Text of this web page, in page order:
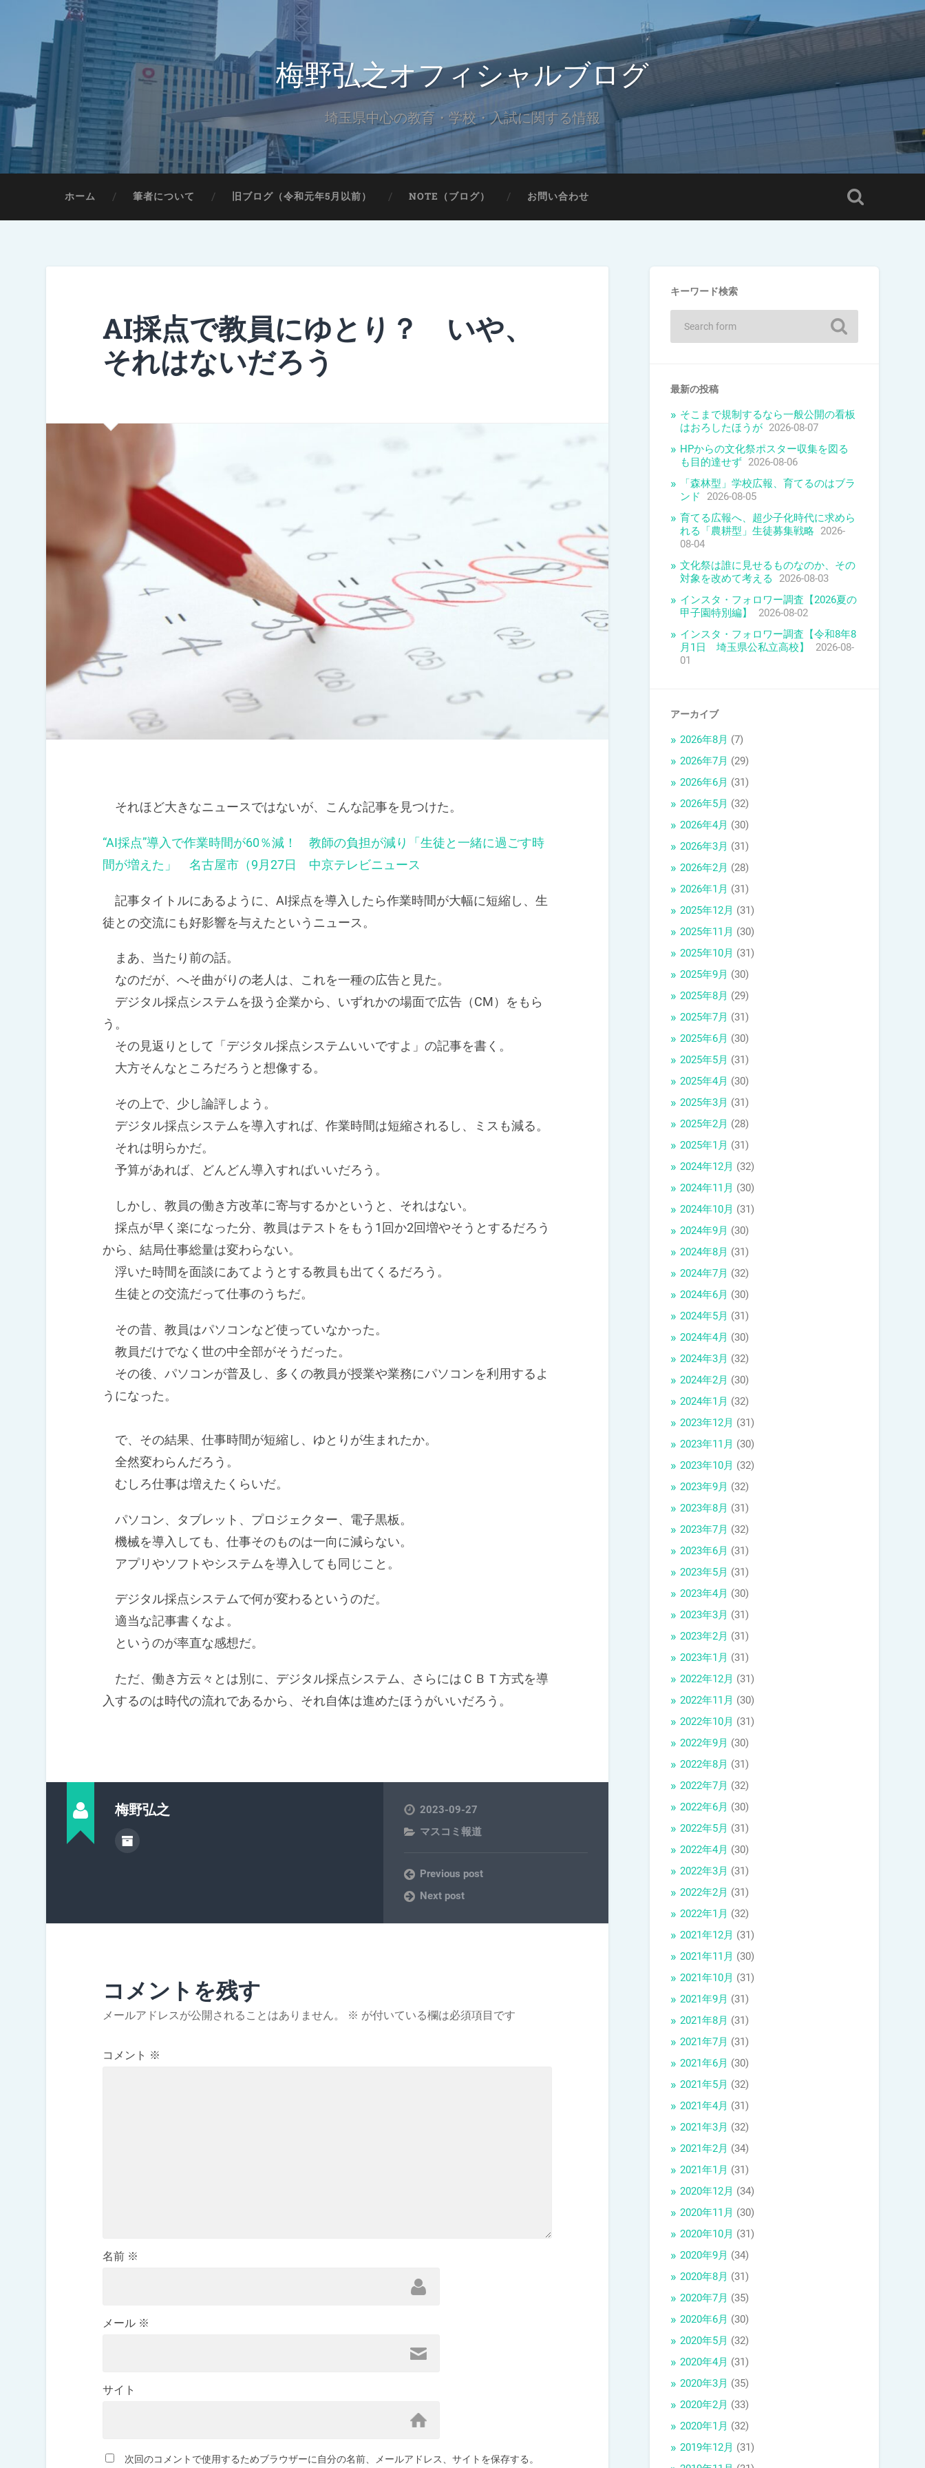
梅野弘之オフィシャルブログ
埼玉県中心の教育・学校・入試に関する情報
ホーム 筆者について 旧ブログ（令和元年5月以前） NOTE（ブログ） お問い合わせ
AI採点で教員にゆとり？ いや、
それはないだろう
それほど大きなニュースではないが、こんな記事を見つけた。
“AI採点”導入で作業時間が60％減！ 教師の負担が減り「生徒と一緒に過ごす時
間が増えた」 名古屋市（9月27日 中京テレビニュース
記事タイトルにあるように、AI採点を導入したら作業時間が大幅に短縮し、生
徒との交流にも好影響を与えたというニュース。
まあ、当たり前の話。
なのだが、へそ曲がりの老人は、これを一種の広告と見た。
デジタル採点システムを扱う企業から、いずれかの場面で広告（CM）をもら
う。
その見返りとして「デジタル採点システムいいですよ」の記事を書く。
大方そんなところだろうと想像する。
その上で、少し論評しよう。
デジタル採点システムを導入すれば、作業時間は短縮されるし、ミスも減る。
それは明らかだ。
予算があれば、どんどん導入すればいいだろう。
しかし、教員の働き方改革に寄与するかというと、それはない。
採点が早く楽になった分、教員はテストをもう1回か2回増やそうとするだろう
から、結局仕事総量は変わらない。
浮いた時間を面談にあてようとする教員も出てくるだろう。
生徒との交流だって仕事のうちだ。
その昔、教員はパソコンなど使っていなかった。
教員だけでなく世の中全部がそうだった。
その後、パソコンが普及し、多くの教員が授業や業務にパソコンを利用するよ
うになった。
で、その結果、仕事時間が短縮し、ゆとりが生まれたか。
全然変わらんだろう。
むしろ仕事は増えたくらいだ。
パソコン、タブレット、プロジェクター、電子黒板。
機械を導入しても、仕事そのものは一向に減らない。
アプリやソフトやシステムを導入しても同じこと。
デジタル採点システムで何が変わるというのだ。
適当な記事書くなよ。
というのが率直な感想だ。
ただ、働き方云々とは別に、デジタル採点システム、さらにはＣＢＴ方式を導
入するのは時代の流れであるから、それ自体は進めたほうがいいだろう。
梅野弘之
2023-09-27
マスコミ報道
Previous post
Next post
コメントを残す
メールアドレスが公開されることはありません。 ※ が付いている欄は必須項目です
コメント ※
名前 ※
メール ※
サイト
次回のコメントで使用するためブラウザーに自分の名前、メールアドレス、サイトを保存する。
キーワード検索
最新の投稿
そこまで規制するなら一般公開の看板
はおろしたほうが 2026-08-07
HPからの文化祭ポスター収集を図る
も目的達せず 2026-08-06
「森林型」学校広報、育てるのはブラ
ンド
2026-08-05
育てる広報へ、超少子化時代に求めら
れる「農耕型」生徒募集戦略 2026-
08-04
文化祭は誰に見せるものなのか、その
対象を改めて考える
2026-08-03
インスタ・フォロワー調査【2026夏の
甲子園特別編】
2026-08-02
インスタ・フォロワー調査【令和8年8
月1日 埼玉県公私立高校】
2026-08-
01
アーカイブ
2026年8月 (7)
2026年7月 (29)
2026年6月 (31)
2026年5月 (32)
2026年4月 (30)
2026年3月 (31)
2026年2月 (28)
2026年1月 (31)
2025年12月 (31)
2025年11月 (30)
2025年10月 (31)
2025年9月 (30)
2025年8月 (29)
2025年7月 (31)
2025年6月 (30)
2025年5月 (31)
2025年4月 (30)
2025年3月 (31)
2025年2月 (28)
2025年1月 (31)
2024年12月 (32)
2024年11月 (30)
2024年10月 (31)
2024年9月 (30)
2024年8月 (31)
2024年7月 (32)
2024年6月 (30)
2024年5月 (31)
2024年4月 (30)
2024年3月 (32)
2024年2月 (30)
2024年1月 (32)
2023年12月 (31)
2023年11月 (30)
2023年10月 (32)
2023年9月 (32)
2023年8月 (31)
2023年7月 (32)
2023年6月 (31)
2023年5月 (31)
2023年4月 (30)
2023年3月 (31)
2023年2月 (31)
2023年1月 (31)
2022年12月 (31)
2022年11月 (30)
2022年10月 (31)
2022年9月 (30)
2022年8月 (31)
2022年7月 (32)
2022年6月 (30)
2022年5月 (31)
2022年4月 (30)
2022年3月 (31)
2022年2月 (31)
2022年1月 (32)
2021年12月 (31)
2021年11月 (30)
2021年10月 (31)
2021年9月 (31)
2021年8月 (31)
2021年7月 (31)
2021年6月 (30)
2021年5月 (32)
2021年4月 (31)
2021年3月 (32)
2021年2月 (34)
2021年1月 (31)
2020年12月 (34)
2020年11月 (30)
2020年10月 (31)
2020年9月 (34)
2020年8月 (31)
2020年7月 (35)
2020年6月 (30)
2020年5月 (32)
2020年4月 (31)
2020年3月 (35)
2020年2月 (33)
2020年1月 (32)
2019年12月 (31)